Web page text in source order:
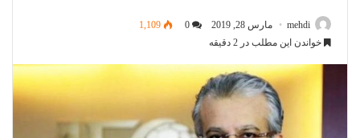
mehdi مارس 28, 2019
1,109
خواندن این مطلب در 2 دقیقه